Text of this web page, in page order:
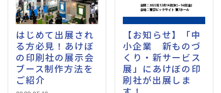
はじめて出展され
る方必見！あけぼ
の印刷社の展示会
ブース制作方法を
ご紹介
【お知らせ】「中
小企業 新ものづ
くり・新サービス
展」にあけぼの印
刷社が出展しま